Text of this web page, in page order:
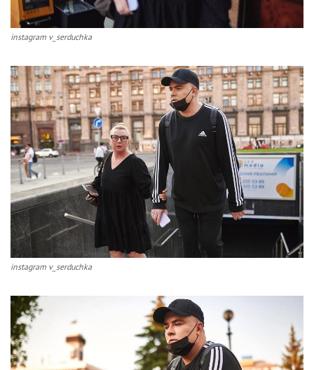
instagram v_serduchka
instagram v_serduchka